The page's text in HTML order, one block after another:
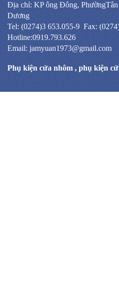
Địa chỉ: KP ông Đông,
Dương
Tel: (0274)3 653.055-9 Fax:
Hotline:0919.793.626
Email: jamyuan1973@gmail.com
Phụ kiện cửa nhôm , phụ kiện